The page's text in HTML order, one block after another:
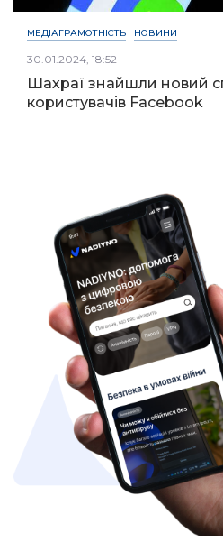
МЕДІАГРАМОТНІСТЬ НОВИНИ
30.01.2024, 18:52
Шахраї знайшли новий
користувачів Facebook